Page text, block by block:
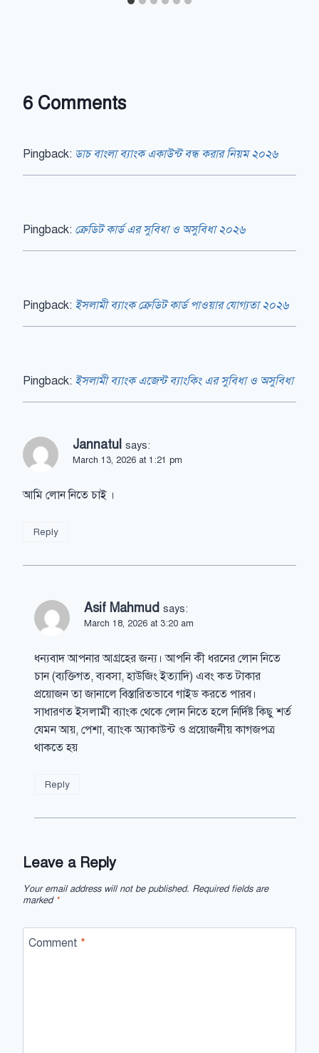
6 Comments
Pingback: ডাচ বাংলা ব্যাংক একাউন্ট বন্ধ করার নিয়ম ২০২৬
Pingback: ক্রেডিট কার্ড এর সুবিধা ও অসুবিধা ২০২৬
Pingback: ইসলামী ব্যাংক ক্রেডিট কার্ড পাওয়ার যোগ্যতা ২০২৬
Pingback: ইসলামী ব্যাংক এজেন্ট ব্যাংকিং এর সুবিধা ও অসুবিধা
Jannatul says:
March 13, 2026 at 1:21 pm
আমি লোন নিতে চাই ।
Reply
Asif Mahmud says:
March 18, 2026 at 3:20 am
ধন্যবাদ আপনার আগ্রহের জন্য। আপনি কী ধরনের লোন নিতে
চান (ব্যক্তিগত, ব্যবসা, হাউজিং ইত্যাদি) এবং কত টাকার
প্রয়োজন তা জানালে বিস্তারিতভাবে গাইড করতে পারব।
সাধারণত ইসলামী ব্যাংক থেকে লোন নিতে হলে নির্দিষ্ট কিছু শর্ত
যেমন আয়, পেশা, ব্যাংক অ্যাকাউন্ট ও প্রয়োজনীয় কাগজপত্র
থাকতে হয়
Reply
Leave a Reply
Your email address will not be published. Required fields are
marked *
Comment *